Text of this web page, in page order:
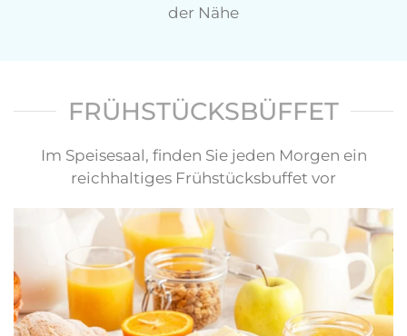
der Nähe
FRÜHSTÜCKSBÜFFET
Im Speisesaal, finden Sie jeden Morgen ein
reichhaltiges Frühstücksbuffet vor